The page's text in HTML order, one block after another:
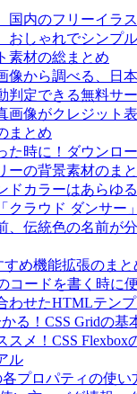
国内のフリーイラ
おしゃれでシンプ
素材の総まとめ
像から調べる、日
判定できる無料サ
画像がクレジット
まとめ
た時に！ダウンロ
ーの背景素材のま
ドカラーはあらゆ
クラウド ダンサー」
、伝統色の名前が
すめ機能拡張のま
コードを書く時に
わせたHTMLテンプ
る！CSS Gridの基
スメ！CSS Flexbox
ル
各プロパティの使